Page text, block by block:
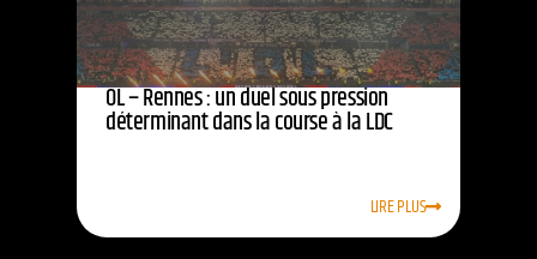
OL – Rennes : un duel sous pression
déterminant dans la course à la LDC
LIRE PLUS